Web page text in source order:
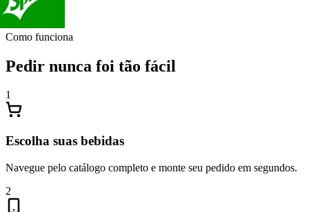
Como funciona
Pedir nunca foi tão fácil
1
Escolha suas bebidas
Navegue pelo catálogo completo e monte seu pedido em segundos.
2